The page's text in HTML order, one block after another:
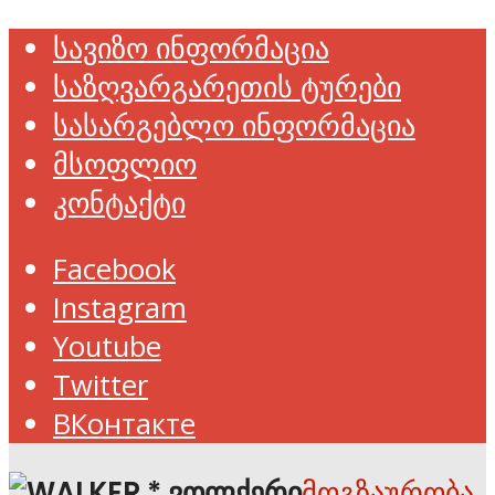
სავიზო ინფორმაცია
საზღვარგარეთის ტურები
სასარგებლო ინფორმაცია
მსოფლიო
კონტაქტი
Facebook
Instagram
Youtube
Twitter
ВКонтакте